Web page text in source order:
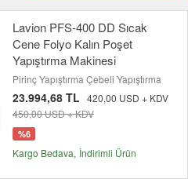
Lavion PFS-400 DD Sıcak
Cene Folyo Kalın Poşet
Yapıştırma Makinesi
Pirinç Yapıştırma Çebeli Yapıştırma
23.994,68 TL 420,00 USD + KDV
450,00 USD + KDV
%6
Kargo Bedava İndirimli Ürün